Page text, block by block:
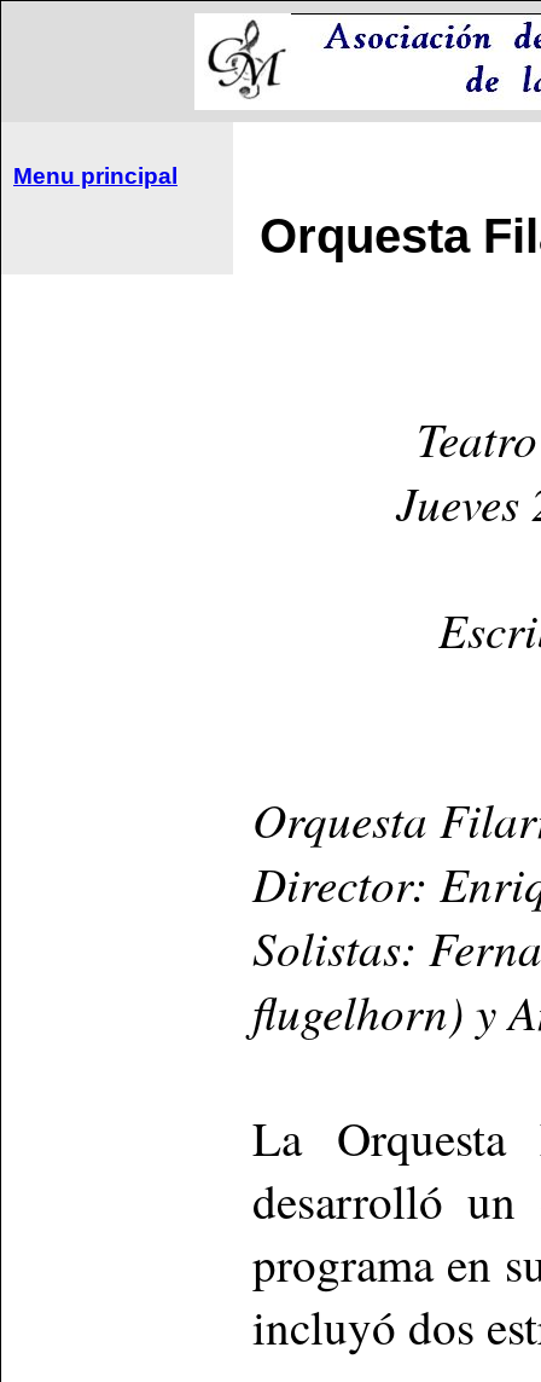
Menu principal
Orquesta
Orquesta
Director:
Solistas:
flugelhorn) y
La Orquesta
desarrolló un
programa en
incluyó dos